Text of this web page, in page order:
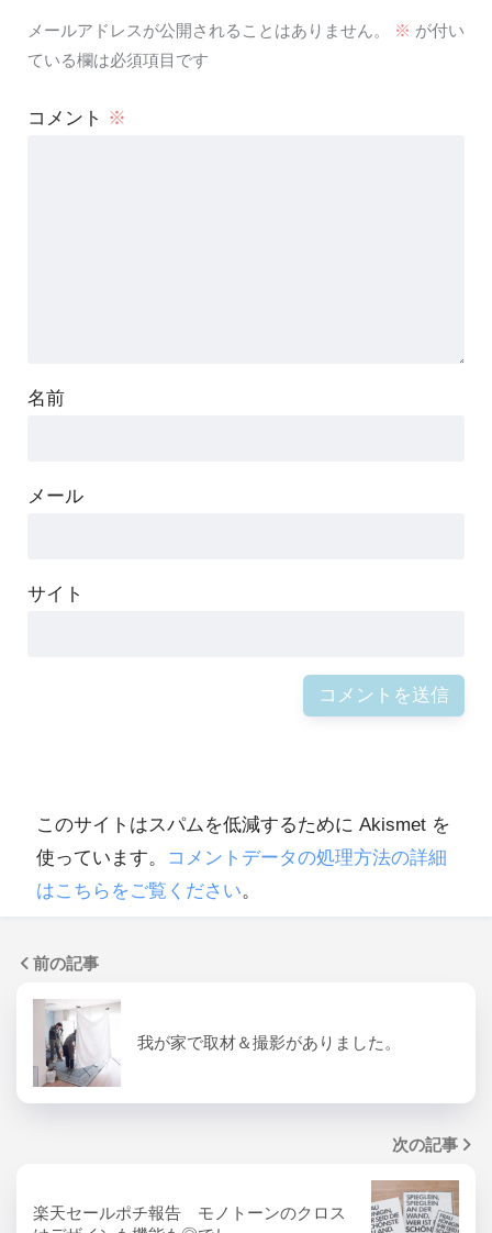
メールアドレスが公開されることはありません。 ※ が付い
ている欄は必須項目です
コメント ※
名前
メール
サイト
このサイトはスパムを低減するために Akismet を
使っています。 コメントデータの処理方法の詳細
はこちらをご覧ください。
前の記事
我が家で取材＆撮影がありました。
次の記事
楽天セールポチ報告 モノトーンのクロス